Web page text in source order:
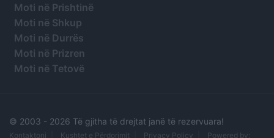
Moti në Prishtinë
Moti në Shkup
Moti në Durrës
Moti në Prizren
Moti në Tetovë
© 2003 - 2026 Të gjitha të drejtat janë të rezervuara!
Kontaktoni Kushtet e Përdorimit Privacy Policy Powered by: